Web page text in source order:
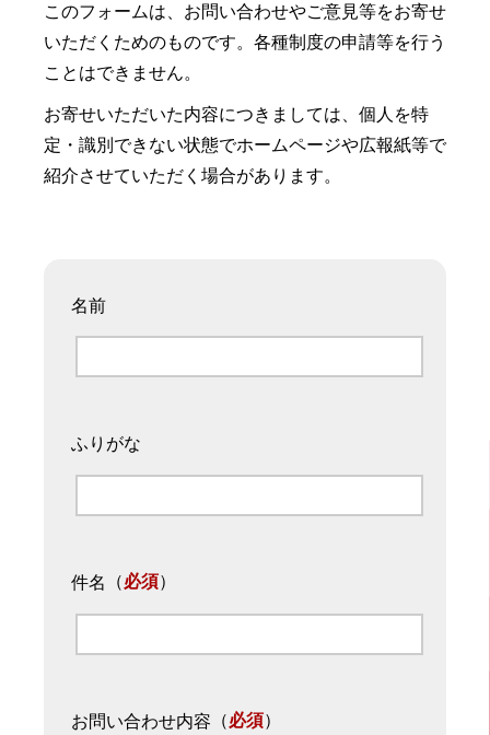
このフォームは、お問い合わせやご意見等をお寄せ
いただくためのものです。各種制度の申請等を行う
ことはできません。
お寄せいただいた内容につきましては、個人を特
定・識別できない状態でホームページや広報紙等で
紹介させていただく場合があります。
名前
ふりがな
件名 （必須）
お問い合わせ内容 （必須）